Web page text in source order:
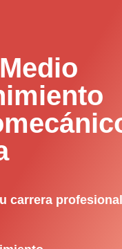
carrera profesional